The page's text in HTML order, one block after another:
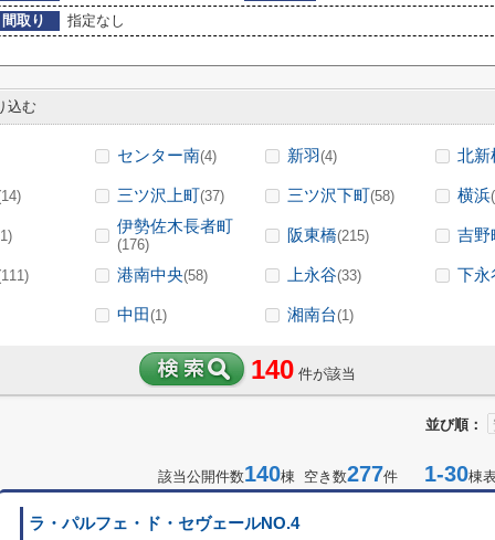
間取り
指定なし
む
センター南(4) 新羽(4) 北新
三ツ沢上町(37) 三ツ沢下町(58) 横浜
伊勢佐木長者町
(176)
阪東橋(215) 吉野
港南中央(58) 上永谷(33) 下永
中田(1) 湘南台(1)
140 件が該当
並び順：
該当公開件数140棟 空き数277件 1-30棟
ラ・パルフェ・ド・セヴェールNO.4